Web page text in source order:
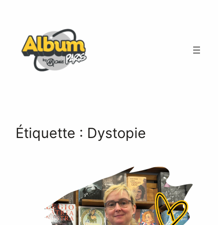
contenu
Étiquette : Dystopie